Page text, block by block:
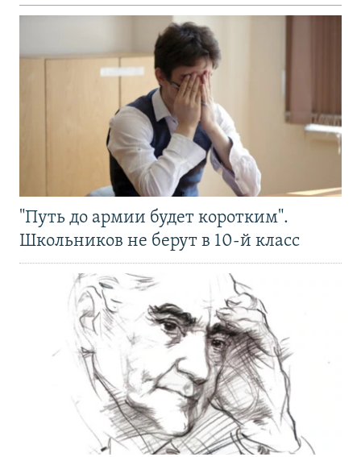
"Путь до армии будет коротким".
Школьников не берут в 10-й класс